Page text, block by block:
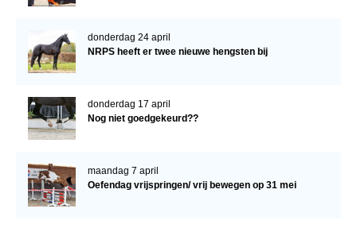
donderdag 24 april
NRPS heeft er twee nieuwe hengsten bij
donderdag 17 april
Nog niet goedgekeurd??
maandag 7 april
Oefendag vrijspringen/ vrij bewegen op 31 mei